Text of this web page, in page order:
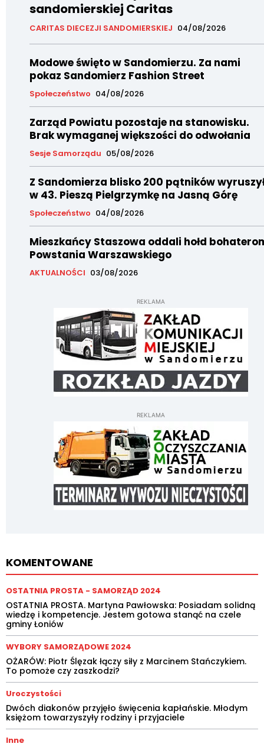
sandomierskiej Caritas
CARITAS DIECEZJI SANDOMIERSKIEJ 04/08/2026
Modowe święto w Sandomierzu. Za nami
pokaz Sandomierz Fashion Street
Społeczeństwo 04/08/2026
Zarząd Powiatu pozostaje na stanowisku.
Brak wymaganej większości do odwołania
Sesje Samorządu 05/08/2026
Z Sandomierza blisko 200 pątników
w 43. Pieszą Pielgrzymkę na Jasną Górę
Społeczeństwo 04/08/2026
Mieszkańcy Staszowa oddali hołd
Powstania Warszawskiego
AKTUALNOŚCI 03/08/2026
REKLAMA
REKLAMA
KOMENTOWANE
OSTATNIA PROSTA - SAMORZĄD 2024
OSTATNIA PROSTA. Martyna Pawłowska: Posiadam solidną
wiedzę i kompetencje. Jestem gotowa stanąć na czele
gminy Łoniów
WYBORY SAMORZĄDOWE 2024
OŻARÓW: Piotr Ślęzak łączy siły z Marcinem Stańczykiem.
To pomoże czy zaszkodzi?
Uroczystości
Dwóch diakonów przyjęło święcenia kapłańskie. Młodym
księżom towarzyszyły rodziny i przyjaciele
Inne